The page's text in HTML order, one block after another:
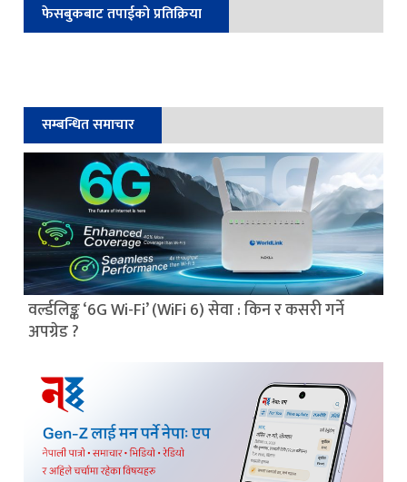
फेसबुकबाट तपाईको प्रतिक्रिया
सम्बन्धित समाचार
वर्ल्डलिङ्क ‘6G Wi-Fi’ (WiFi 6) सेवा : किन र कसरी गर्ने
अपग्रेड ?